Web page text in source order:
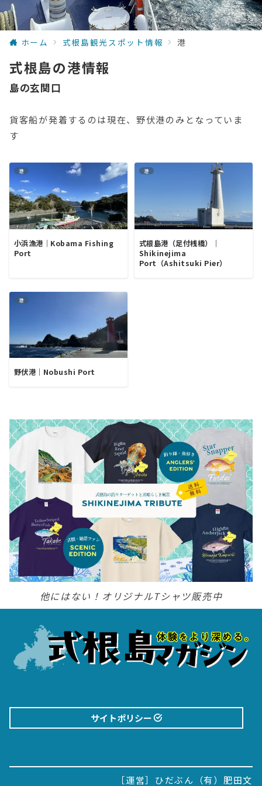
ホーム 式根島観光スポット情報 港
式根島の港情報
島の玄関口
貨客船が発着するのは現在、野伏港のみとなっていま
す
港
小浜漁港｜Kobama Fishing
Port
港
式根島港（足付桟橋）｜
Shikinejima
Port（Ashitsuki Pier）
港
野伏港｜Nobushi Port
他にはない！オリジナルTシャツ販売中
サイトポリシー
［運営］ひだぶん（有）肥田文